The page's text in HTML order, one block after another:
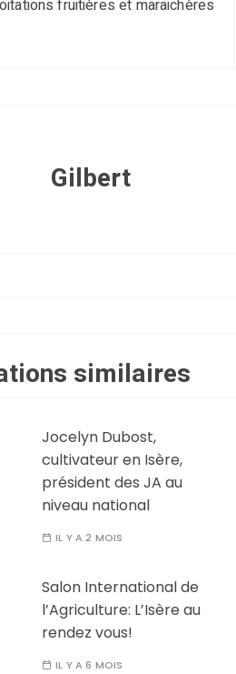
fruitières et maraichères
Gilbert
similaires
Jocelyn Dubost,
cultivateur en Isère,
président des JA au
niveau national
IL Y A 2 MOIS
Salon International de
l’Agriculture: L’Isère au
rendez vous!
IL Y A 6 MOIS